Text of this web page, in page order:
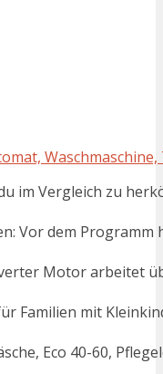
im Vergleich zu
Vor dem
Motor arbeitet
Familien mit
Eco 40-60,